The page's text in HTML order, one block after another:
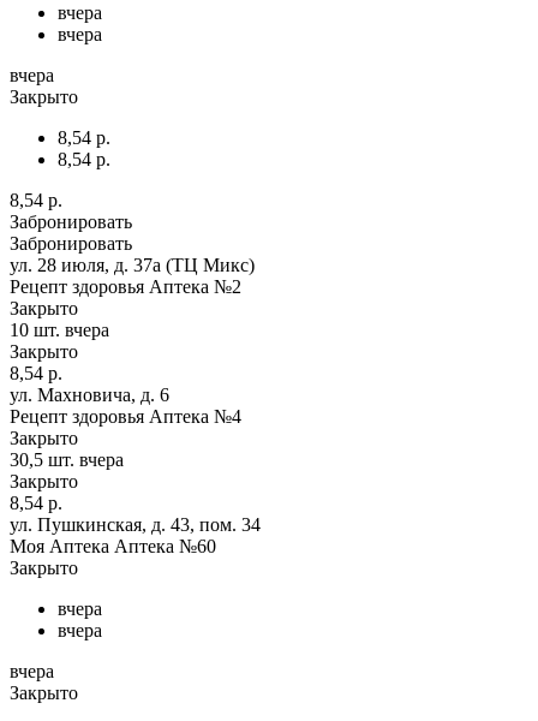
вчера
вчера
вчера
Закрыто
8,54 р.
8,54 р.
8,54 р.
Забронировать
Забронировать
ул. 28 июля, д. 37а (ТЦ Микс)
Рецепт здоровья Аптека №2
Закрыто
10 шт. вчера
Закрыто
8,54 р.
ул. Махновича, д. 6
Рецепт здоровья Аптека №4
Закрыто
30,5 шт. вчера
Закрыто
8,54 р.
ул. Пушкинская, д. 43, пом. 34
Моя Аптека Аптека №60
Закрыто
вчера
вчера
вчера
Закрыто